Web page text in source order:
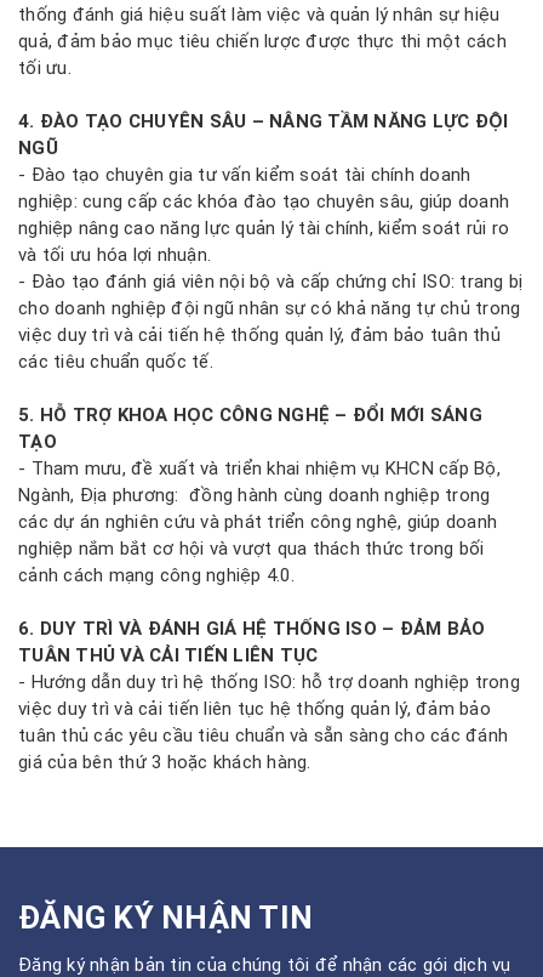
thống đánh giá hiệu suất làm việc và quản lý nhân sự hiệu
quả, đảm bảo mục tiêu chiến lược được thực thi một cách
tối ưu.
4. ĐÀO TẠO CHUYÊN SÂU – NÂNG TẦM NĂNG LỰC ĐỘI
NGŨ
- Đào tạo chuyên gia tư vấn kiểm soát tài chính doanh
nghiệp: cung cấp các khóa đào tạo chuyên sâu, giúp doanh
nghiệp nâng cao năng lực quản lý tài chính, kiểm soát rủi ro
và tối ưu hóa lợi nhuận.
- Đào tạo đánh giá viên nội bộ và cấp chứng chỉ ISO: trang bị
cho doanh nghiệp đội ngũ nhân sự có khả năng tự chủ trong
việc duy trì và cải tiến hệ thống quản lý, đảm bảo tuân thủ
các tiêu chuẩn quốc tế.
5. HỖ TRỢ KHOA HỌC CÔNG NGHỆ – ĐỔI MỚI SÁNG
TẠO
- Tham mưu, đề xuất và triển khai nhiệm vụ KHCN cấp Bộ,
Ngành, Địa phương: đồng hành cùng doanh nghiệp trong
các dự án nghiên cứu và phát triển công nghệ, giúp doanh
nghiệp nắm bắt cơ hội và vượt qua thách thức trong bối
cảnh cách mạng công nghiệp 4.0.
6. DUY TRÌ VÀ ĐÁNH GIÁ HỆ THỐNG ISO – ĐẢM BẢO
TUÂN THỦ VÀ CẢI TIẾN LIÊN TỤC
- Hướng dẫn duy trì hệ thống ISO: hỗ trợ doanh nghiệp trong
việc duy trì và cải tiến liên tục hệ thống quản lý, đảm bảo
tuân thủ các yêu cầu tiêu chuẩn và sẵn sàng cho các đánh
giá của bên thứ 3 hoặc khách hàng.
ĐĂNG KÝ NHẬN TIN
Đăng ký nhận bản tin của chúng tôi để nhận các gói dịch vụ